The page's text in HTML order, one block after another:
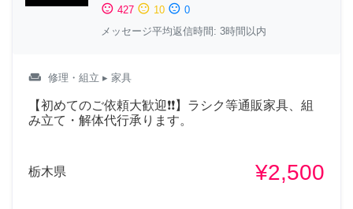
sentiment_satisfied 427 sentiment_neutral 10 sentiment_dissatisfied 0
メッセージ平均返信時間: 3時間以内
weekend 修理・組立 ▸ 家具
【初めてのご依頼大歓迎❗❗】ラシク等通販家具、組
み立て・解体代行承ります。
栃木県 ¥2,500